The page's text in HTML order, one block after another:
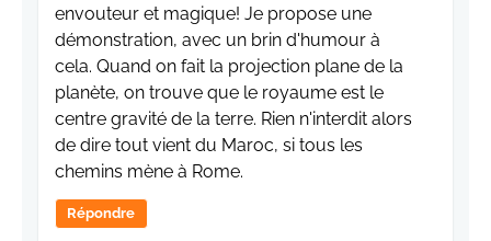
envouteur et magique! Je propose une
démonstration, avec un brin d'humour à
cela. Quand on fait la projection plane de la
planète, on trouve que le royaume est le
centre gravité de la terre. Rien n'interdit alors
de dire tout vient du Maroc, si tous les
chemins mène à Rome.
Répondre